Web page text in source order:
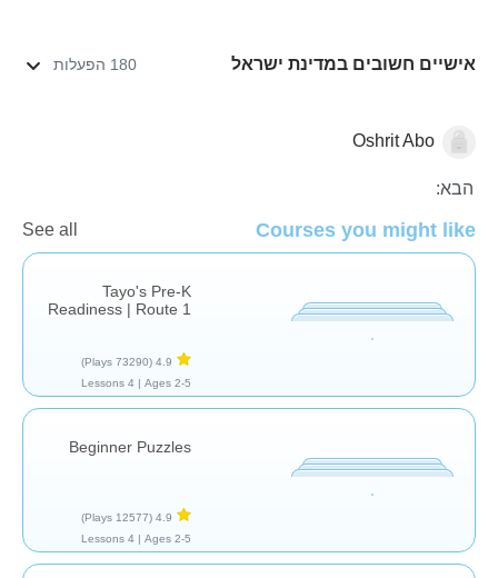
אישיים חשובים במדינת ישראל 180 הפעלות
בשביל הכיף
Oshrit Abo
הבא:
Courses you might like
See all
Tayo's Pre-K
Readiness | Route 1
4.9
(73290 Plays)
Ages 2-5 |
4 Lessons
Beginner Puzzles
4.9
(12577 Plays)
Ages 2-5 |
4 Lessons